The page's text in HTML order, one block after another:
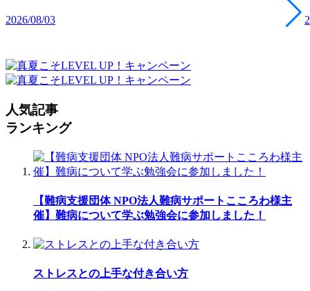
2026/08/03
人気記事
ランキング
【難病支援団体 NPO法人難病サポートこころわ様主
催】難病について学ぶ勉強会に参加しました！
ストレスとの上手な付き合い方